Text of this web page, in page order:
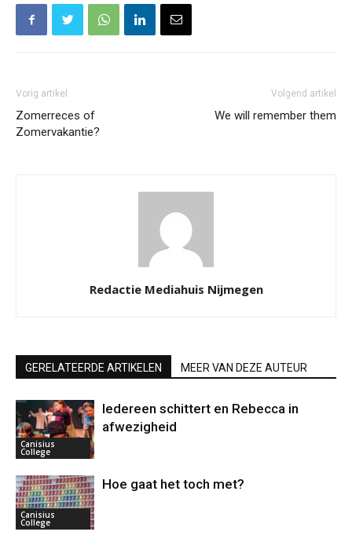
Vorig artikel
Zomerreces of
Zomervakantie?
Volgend artikel
We will remember them
Redactie Mediahuis Nijmegen
GERELATEERDE ARTIKELEN MEER VAN DEZE AUTEUR
Canisius
College
Iedereen schittert en Rebecca in
afwezigheid
Canisius
College
Hoe gaat het toch met?